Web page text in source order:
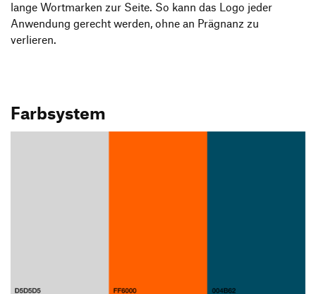
lange Wortmarken zur Seite. So kann das Logo jeder
Anwendung gerecht werden, ohne an Prägnanz zu
verlieren.
Farbsystem